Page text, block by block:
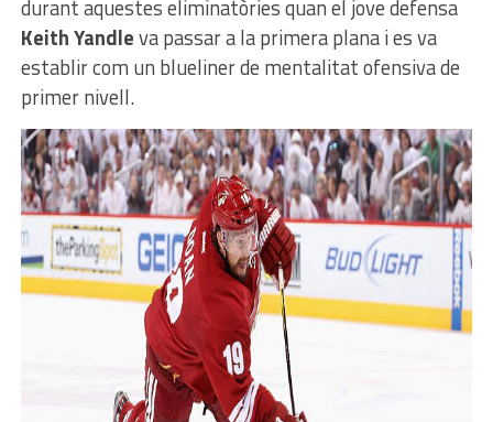
durant aquestes eliminatòries quan el jove defensa
Keith Yandleva passar a la primera plana i es va
establir com un blueliner de mentalitat ofensiva de
primer nivell.